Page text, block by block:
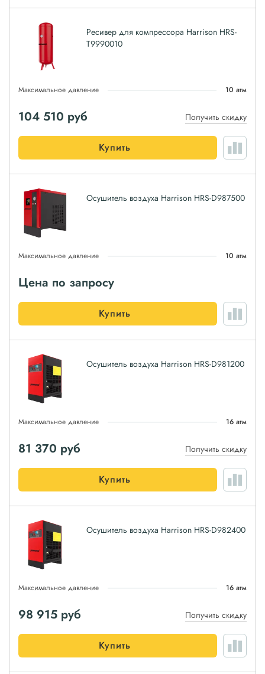
Ресивер для компрессора Harrison HRS-
T9990010
Максимальное давление 10 атм
104 510 руб Получить скидку
Купить
Осушитель воздуха Harrison HRS-D987500
Максимальное давление 10 атм
Цена по запросу
Купить
Осушитель воздуха Harrison HRS-D981200
Максимальное давление 16 атм
81 370 руб Получить скидку
Купить
Осушитель воздуха Harrison HRS-D982400
Максимальное давление 16 атм
98 915 руб Получить скидку
Купить